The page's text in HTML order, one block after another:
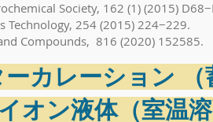
Society, 162 (1) (2015)
Technology, 254 (2015) 224−229.
Compounds, 816 (2020) 152585.
カレーション （
オン液体（室温